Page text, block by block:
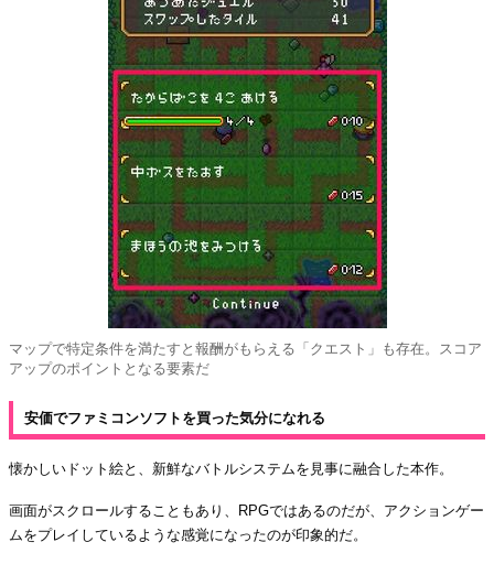
マップで特定条件を満たすと報酬がもらえる「クエスト」も存在。スコア
アップのポイントとなる要素だ
安価でファミコンソフトを買った気分になれる
懐かしいドット絵と、新鮮なバトルシステムを見事に融合した本作。
画面がスクロールすることもあり、RPGではあるのだが、アクションゲー
ムをプレイしているような感覚になったのが印象的だ。